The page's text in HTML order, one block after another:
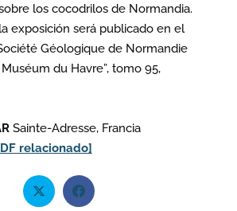
los cocodrilos de Normandia.
exposición será publicado en el
Géologique de Normandie
du Havre”, tomo 95,
Sainte-Adresse, Francia
relacionado]